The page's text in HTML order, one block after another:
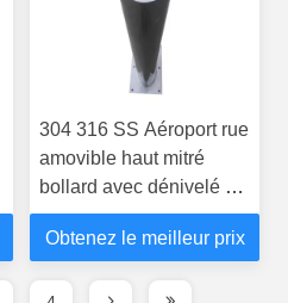
304 316 SS Aéroport rue
amovible haut mitré
bollard avec dénivelé et
pente réfléchissante
Obtenez le meilleur prix